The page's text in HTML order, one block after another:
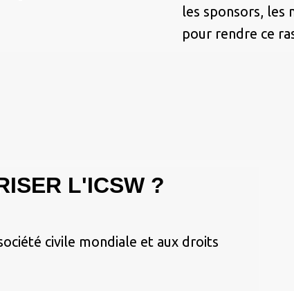
les sponsors, les
pour rendre ce
L'ICSW ?
civile mondiale et aux droits